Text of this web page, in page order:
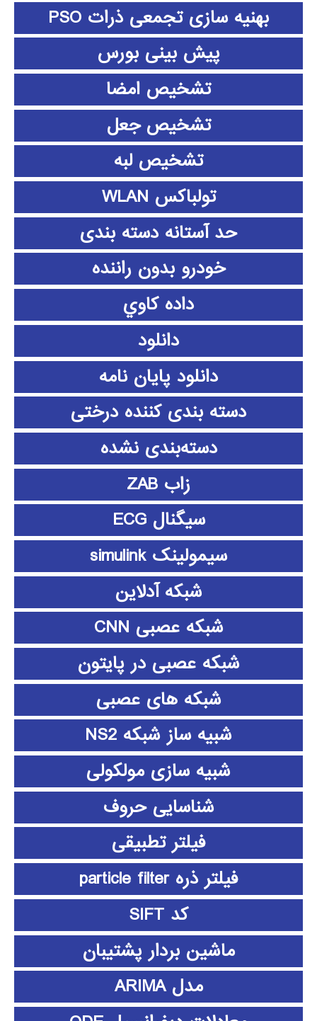
بهنیه سازی تجمعی ذرات PSO
پیش بینی بورس
تشخیص امضا
تشخیص جعل
تشخیص لبه
تولباکس WLAN
حد آستانه دسته بندی
خودرو بدون راننده
داده كاوي
دانلود
دانلود پايان نامه
دسته بندی کننده درختی
دسته‌بندی نشده
زاب ZAB
سیگنال ECG
سیمولینک simulink
شبکه آدلاین
شبکه عصبی CNN
شبکه عصبی در پایتون
شبکه های عصبی
شبیه ساز شبکه NS2
شبیه سازی مولکولی
شناسایی حروف
فیلتر تطبیقی
فیلتر ذره particle filter
کد SIFT
ماشین بردار پشتیبان
مدل ARIMA